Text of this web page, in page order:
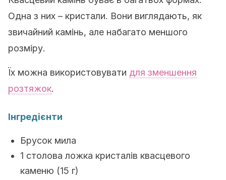
Одна з них – кристали. Вони виглядають, як
звичайний камінь, але набагато меншого
розміру.
Їх можна використовувати для зменшення
розтяжок.
Інгредієнти
Брусок мила
1 столова ложка кристалів квасцевого
каменю (15 г)